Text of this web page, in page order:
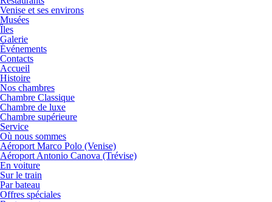
Venise et ses environs
Musées
Îles
Galerie
Événements
Contacts
Accueil
Histoire
Nos chambres
Chambre Classique
Chambre de luxe
Chambre supérieure
Service
Où nous sommes
Aéroport Marco Polo (Venise)
Aéroport Antonio Canova (Trévise)
En voiture
Sur le train
Par bateau
Offres spéciales